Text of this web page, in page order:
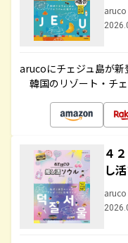
arucoにチェジュ島が新
韓国のリゾート・チェ
４
し